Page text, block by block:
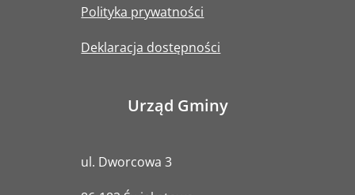
Polityka prywatności
Deklaracja dostępności
Urząd Gminy
ul. Dworcowa 3